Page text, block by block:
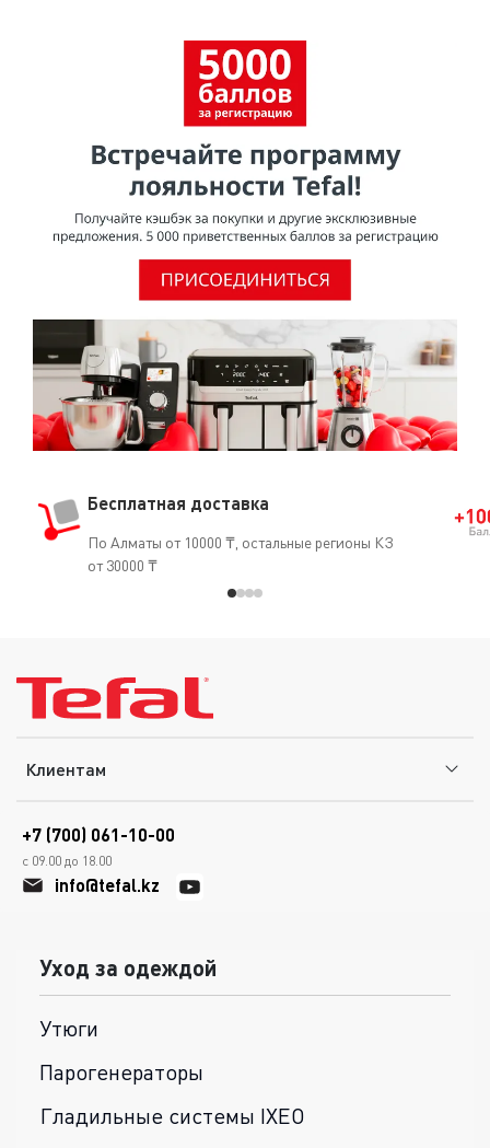
Бесплатная доставка
По Алматы от 10000 ₸, остальные регионы КЗ
от 30000 ₸
Клиентам
+7 (700) 061-10-00
с 09.00 до 18.00
info@tefal.kz
Уход за одеждой
Утюги
Парогенераторы
Гладильные системы IXEO